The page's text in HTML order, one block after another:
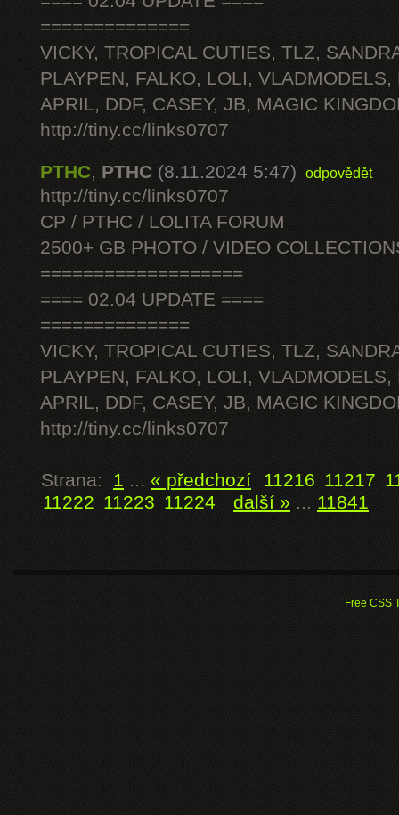
==============
VICKY, TROPICAL CUTIES, TLZ,
PLAYPEN, FALKO, LOLI, VLADMODELS,
APRIL, DDF, CASEY, JB, MAGIC
http://tiny.cc/links0707
PTHC, PTHC (8.11.2024 5:47) odpovědět
http://tiny.cc/links0707
CP / PTHC / LOLITA FORUM
2500+ GB PHOTO / VIDEO
===================
==== 02.04 UPDATE ====
==============
VICKY, TROPICAL CUTIES, TLZ,
PLAYPEN, FALKO, LOLI, VLADMODELS,
APRIL, DDF, CASEY, JB, MAGIC
http://tiny.cc/links0707
Strana: 1 ... « předchozí 11216 11217
11222 11223 11224 další » ... 11841
Free CSS